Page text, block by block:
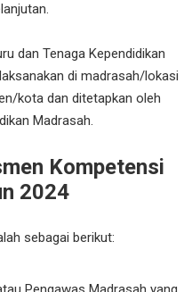
dan Tenaga Kependidikan
di madrasah/lokasi
kota dan ditetapkan oleh
Madrasah.
Kompetensi
2024
sebagai berikut: